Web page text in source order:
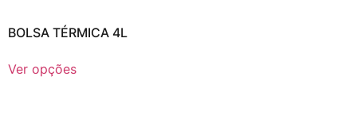
BOLSA TÉRMICA 4L
Ver opções